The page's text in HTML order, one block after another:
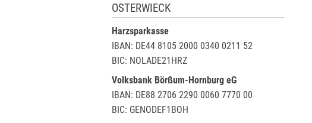
OSTERWIECK
Harzsparkasse
IBAN: DE44 8105 2000 0340 0211 52
BIC: NOLADE21HRZ
Volksbank Börßum-Hornburg eG
IBAN: DE88 2706 2290 0060 7770 00
BIC: GENODEF1BOH